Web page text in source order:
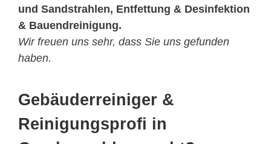
und Sandstrahlen, Entfettung & Desinfektion
& Bauendreinigung.
Wir freuen uns sehr, dass Sie uns gefunden
haben.
Gebäuderreiniger &
Reinigungsprofi in